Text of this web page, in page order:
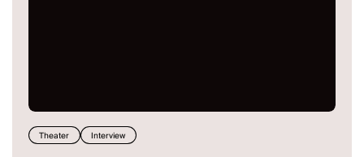
Theater Interview